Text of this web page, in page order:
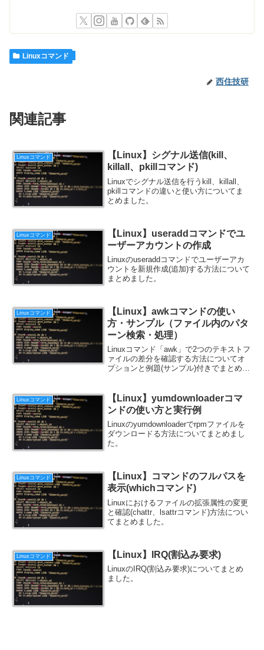
Linuxコマンド
西住技研
関連記事
Linuxコマンド
【Linux】シグナル送信(kill、
killall、pkillコマンド)
Linuxでシグナル送信を行うkill、killall、
pkillコマンドの違いと使い方についてま
とめました。
Linuxコマンド
【Linux】useraddコマンドでユ
ーザーアカウントの作成
Linuxのuseraddコマンドでユーザーアカ
ウントを新規作成(追加)する方法について
まとめました。
Linuxコマンド
【Linux】awkコマンドの使い
方・サンプル（ファイル内のパタ
ーン検索・処理）
Linuxコマンド「awk」で2つのテキストフ
ァイルの差分を確認する方法についてオ
プションと例題(サンプル)付きでまとめま
Linuxコマンド
【Linux】yumdownloaderコマ
ンドの使い方と実行例
Linuxのyumdownloaderでrpmファイルを
ダウンロードる方法についてまとめまし
た。
Linuxコマンド
【Linux】コマンドのフルパスを
表示(whichコマンド)
Linuxにおけるファイルの拡張属性の変更
と確認(chattr、lsattrコマンド)方法につい
てまとめました。
Linuxコマンド 【Linux】IRQ(割込み要求)
LinuxのIRQ(割込み要求)についてまとめ
ました。